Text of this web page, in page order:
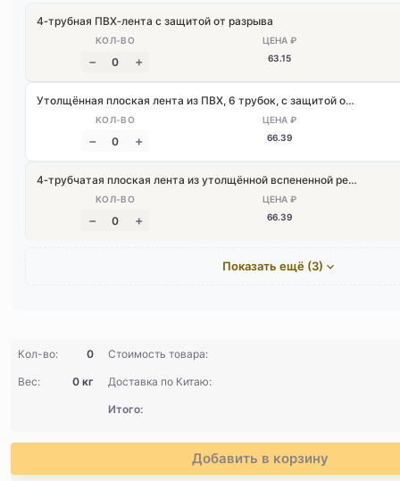
4‑трубная ПВХ‑лента с защитой от разрыва
63.15
Утолщённая плоская лента из ПВХ, 6 трубок, с защитой от разрыва
66.39
4‑трубчатая плоская лента из утолщённой вспененной резины NBR
66.39
Показать ещё (3)
Кол-во: 0 Стоимость товара:
Вес: 0 кг Доставка по Китаю:
Итого:
Добавить в корзину